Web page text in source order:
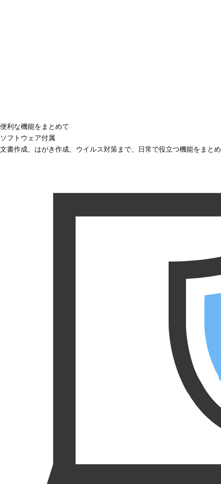
便利な機能をまとめて
ソフトウェア付属
文書作成、はがき作成、ウイルス対策まで、日常で役立つ機能をまと